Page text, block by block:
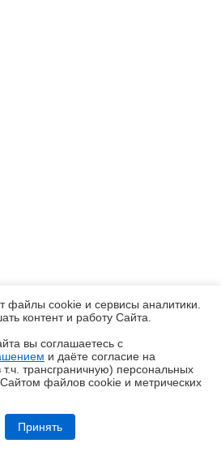
становятся массовыми
файлы cookie и сервисы аналитики.
контент и работу Cайта.
вы соглашаетесь с
и даёте согласие на
трансграничную) персональных
файлов cookie и метрических
Принять